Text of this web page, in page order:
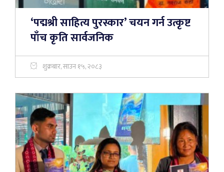
‘पद्मश्री साहित्य पुरस्कार’ चयन गर्न उत्कृष्ट
पाँच कृति सार्वजनिक
शुक्रबार, साउन १५, २०८३